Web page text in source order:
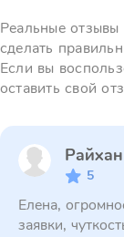
Реальные
сделать
Если вы
оставить свой
Райхан
5
Елена,
заявки,